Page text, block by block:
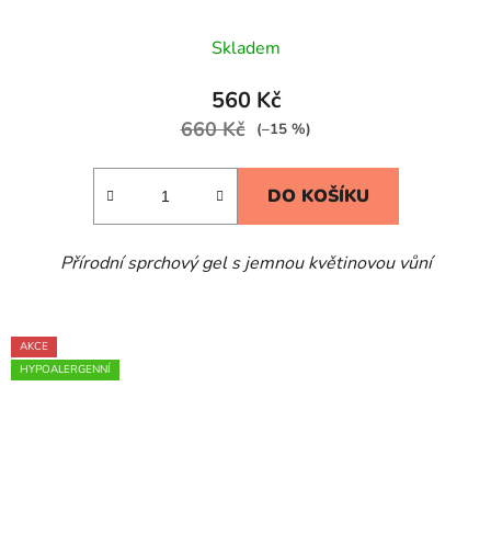
Skladem
560 Kč
660 Kč (–15 %)
DO KOŠÍKU
Přírodní sprchový gel s jemnou květinovou vůní
AKCE
HYPOALERGENNÍ